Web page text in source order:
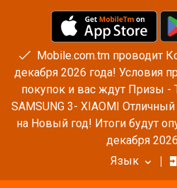
Mobile.com.tm проводит
декабря 2026 года! Условия
покупок и вас ждут Призы -
SAMSUNG 3- XIAOMI
на Новый год! Итоги будут
декабря
Язык